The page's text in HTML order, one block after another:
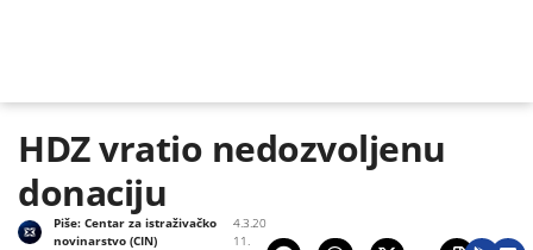
HDZ vratio nedozvoljenu
donaciju
4.3.20
11.
Piše:Centar za istraživačko
novinarstvo (CIN)